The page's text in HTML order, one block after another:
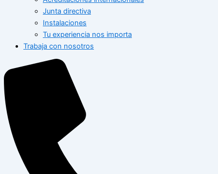
Junta directiva
Instalaciones
Tu experiencia nos importa
Trabaja con nosotros